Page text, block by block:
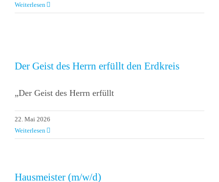
Weiterlesen
Der Geist des Herrn erfüllt den Erdkreis
„Der Geist des Herrn erfüllt
22. Mai 2026
Weiterlesen
Hausmeister (m/w/d)